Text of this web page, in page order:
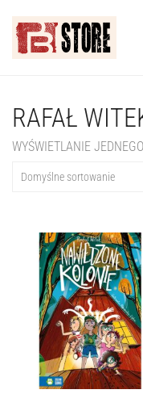
RAFAŁ
WYŚWIETLANIE
Domyślne sortowanie